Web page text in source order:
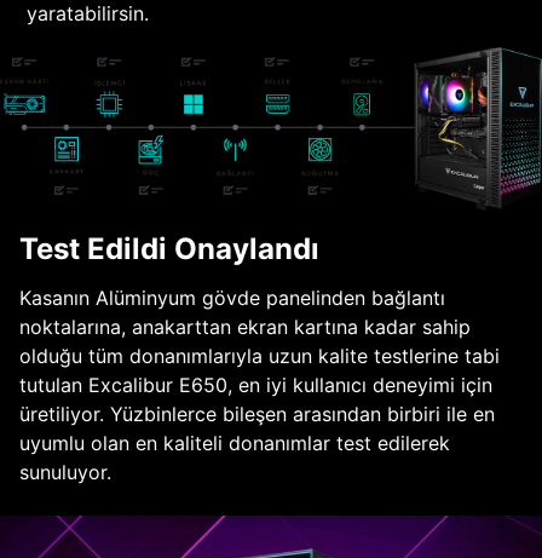
yaratabilirsin.
Test Edildi Onaylandı
Kasanın Alüminyum gövde panelinden bağlantı
noktalarına, anakarttan ekran kartına kadar sahip
olduğu tüm donanımlarıyla uzun kalite testlerine tabi
tutulan Excalibur E650, en iyi kullanıcı deneyimi için
üretiliyor. Yüzbinlerce bileşen arasından birbiri ile en
uyumlu olan en kaliteli donanımlar test edilerek
sunuluyor.